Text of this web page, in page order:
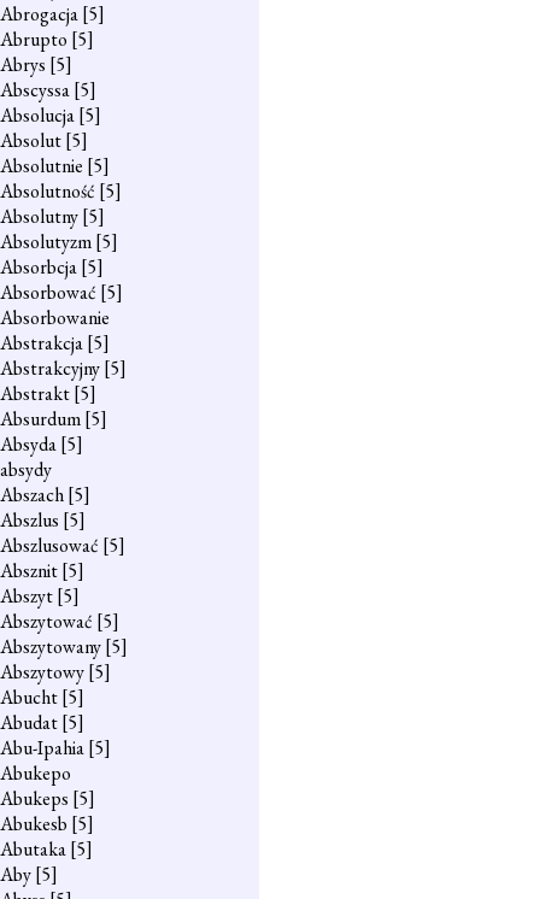
Abrogacja[5]
Abrupto [5]
Abrys [5]
Abscyssa[5]
Absolucja[5]
Absolut[5]
Absolutnie [5]
Absolutność [5]
Absolutny[5]
Absolutyzm[5]
Absorbcja[5]
Absorbować [5]
Absorbowanie
Abstrakcja[5]
Abstrakcyjny[5]
Abstrakt[5]
Absurdum[5]
Absyda[5]
absydy
Abszach[5]
Abszlus [5]
Abszlusować [5]
Absznit[5]
Abszyt[5]
Abszytować [5]
Abszytowany[5]
Abszytowy[5]
Abucht[5]
Abudat[5]
Abu-Ipahia[5]
Abukepo
Abukeps [5]
Abukesb [5]
Abutaka[5]
Aby[5]